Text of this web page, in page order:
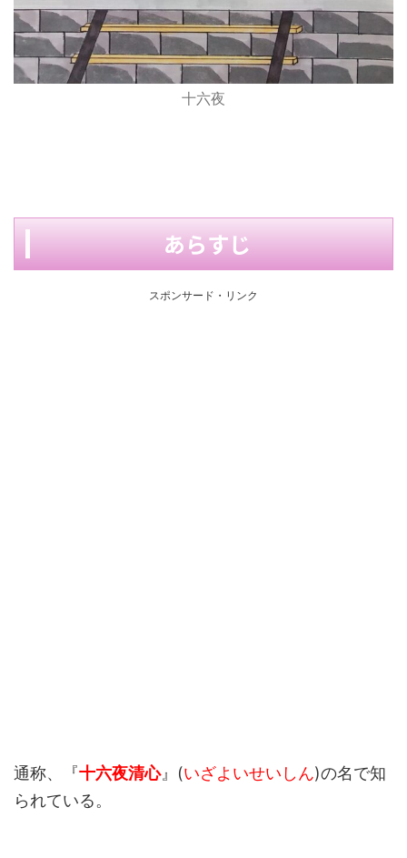
十六夜
あらすじ
スポンサード・リンク
通称、『十六夜清心』(いざよいせいしん)の名で知
られている。